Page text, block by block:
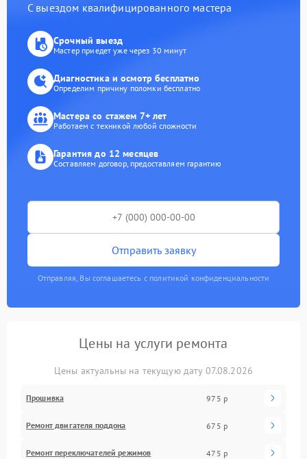
С выездом квалифицированного мастера
Срочный выезд
Мастер приедет уже через 30 минут
Диагностика и осмотр бесплатно
Определим причину поломки бесплатно
Мастера со стажем 7+ лет
Работаем с техникой любой сложности
Гарантия до 12 месяцев
Составляем договор, предоставляем гарантию
Отправить заявку
Отправляя, Вы соглашаетесь с политикой конфиденциальности
Цены на услуги ремонта
Цены актуальны на текущую дату 07.08.2026
Прошивка 975 р
Ремонт двигателя поддона 675 р
Ремонт переключателей режимов 475 р